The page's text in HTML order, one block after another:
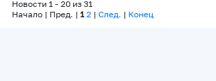
Новости 1 - 20 из 31
Начало | Пред. | 1 2| След. | Конец